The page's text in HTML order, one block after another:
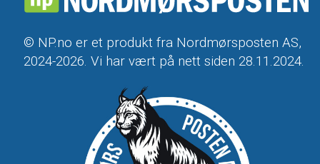
© NP.no er et produkt fra Nordmørsposten AS,
2024-2026. Vi har vært på nett siden 28.11.2024.